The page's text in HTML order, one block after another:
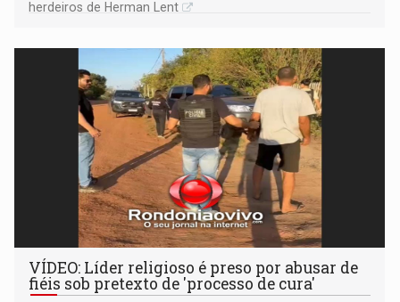
herdeiros de Herman Lent
VÍDEO: Líder religioso é preso por abusar de
fiéis sob pretexto de 'processo de cura'